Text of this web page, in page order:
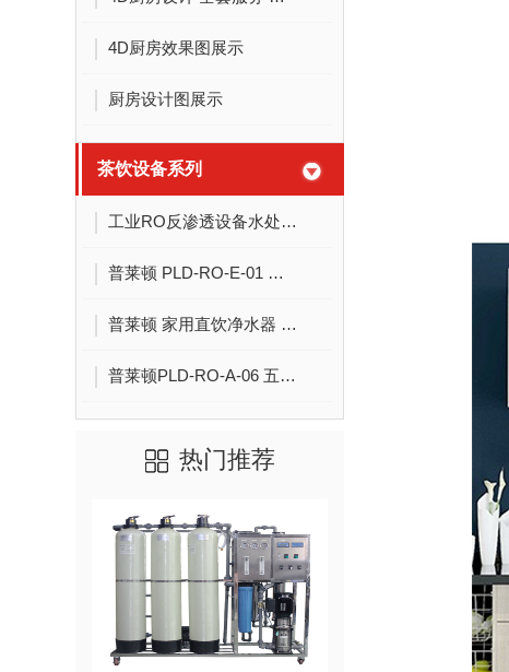
4D厨房效果图展示
厨房设计图展示
茶饮设备系列
工业RO反渗透设备水处理工程 0.5吨1吨2吨纯水设备去离子水大型净水器定制
普莱顿 PLD-RO-E-01 商务豪华型反渗透大容量直饮净水器 西安净水器品牌 前置过滤器 商用厨房净水设备
普莱顿 家用直饮净水器 挂壁式净水直饮机 屏幕显示小巧净水设备 西安商用净水器批发
普莱顿PLD-RO-A-06 五级反渗透带防尘罩净水器 厨下式带储水桶 大容量净水设备
热门推荐